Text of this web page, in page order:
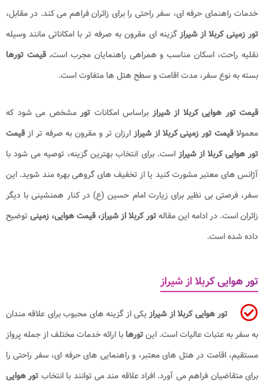
خدمات راهنمای حرفه ای، سفر راحتی را برای زائران فراهم می کند. در مقابل،
تور زمینی کربلا از شیرازگزینه ای مقرون به صرفه تر با امکاناتی مانند وسیله
نقلیه راحت، اسکان مناسب و همراهی راهنمایان مجرب است. قیمت تورها
بسته به نوع سفر، مدت اقامت و سطح هتل ها متفاوت است.
قیمت تور هوایی کربلا از شیراز براساس امکانات تورمشخص می شود که
معمولاقیمت تور زمینی کربلا از شیرازارزان تر و مقرون به صرفه تر ازقیمت
تور هوایی کربلا از شیرازاست. برای انتخاب بهترین گزینه، توصیه می شود با
آژانس های معتبر مشورت کنید یا از تخفیف های گروهی بهره مند شوید. این
سفر، فرصتی بی نظیر برای زیارت امام حسین (ع) در کنار همنشینی با دیگر
زائران است. در ادامه این مقالهتور کربلا از شیراز، قیمت هوایی، زمینیتوضیح
داده شده است.
تور هوایی کربلا از شیراز
تور هوایی کربلا از شیرازیکی از گزینه های محبوب برای علاقه مندان
به سفر به عتبات عالیات است. اینتورها با ارائه خدمات مختلف از جمله پرواز
مستقیم، اقامت در هتل های معتبر، و راهنمایی های حرفه ای، سفر راحتی را
برای متقاضیان فراهم می آورد. افراد علاقه مند می توانند با انتخاب تور هوایی